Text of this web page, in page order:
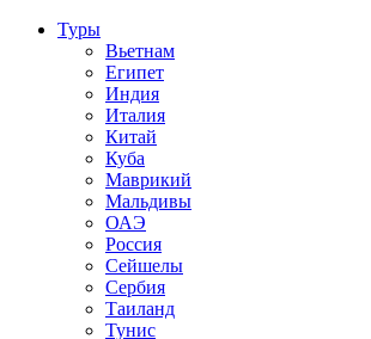
Туры
Вьетнам
Египет
Индия
Италия
Китай
Куба
Маврикий
Мальдивы
ОАЭ
Россия
Сейшелы
Сербия
Таиланд
Тунис